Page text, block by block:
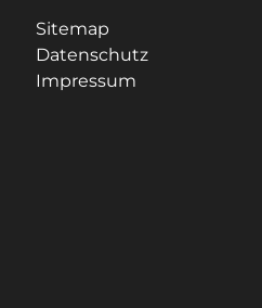
Sitemap
Datenschutz
Impressum